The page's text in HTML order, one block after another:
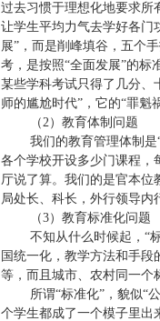
过去习惯于理想化地要求所
让学生平均力气去学好各门
展”，而是削峰填谷，五个
考，是按照“全面发展”的标
某些学科考试只得了几分、
师的尴尬时代”，它的“罪魁
（2）教育体制问题
我们的教育管理体制
各个学校开设多少门课程，
厅说了算。我们的是官本位
局处长、科长，外行领导内
（3）教育标准化问题
不知从什么时候起，“
国统一化，教学方法和手
等，而且城市、农村同一个
所谓“标准化”，貌似“
个学生都成了一个模子里出